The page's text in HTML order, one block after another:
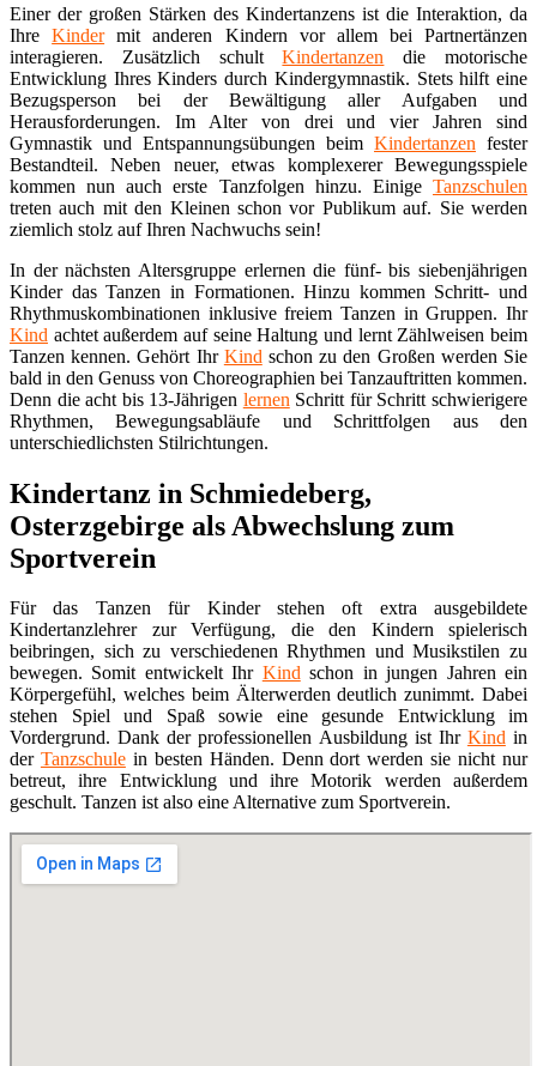
Einer der großen Stärken des Kindertanzens ist die Interaktion, da
IhreKindermit anderen Kindern vor allem bei Partnertänzen
interagieren. Zusätzlich schultKindertanzen die motorische
Entwicklung Ihres Kinders durch Kindergymnastik. Stets hilft eine
Bezugsperson bei der Bewältigung aller Aufgaben und
Herausforderungen. Im Alter von drei und vier Jahren sind
Gymnastik und Entspannungsübungen beim Kindertanzen fester
Bestandteil. Neben neuer, etwas komplexerer Bewegungsspiele
kommen nun auch erste Tanzfolgen hinzu. Einige Tanzschulen
treten auch mit den Kleinen schon vor Publikum auf. Sie werden
ziemlich stolz auf Ihren Nachwuchs sein!
In der nächsten Altersgruppe erlernen die fünf- bis siebenjährigen
Kinder das Tanzen in Formationen. Hinzu kommen Schritt- und
Rhythmuskombinationen inklusive freiem Tanzen in Gruppen. Ihr
Kind achtet außerdem auf seine Haltung und lernt Zählweisen beim
Tanzen kennen. Gehört Ihr Kind schon zu den Großen werden Sie
bald in den Genuss von Choreographien bei Tanzauftritten kommen.
Denn die acht bis 13-Jährigen lernen Schritt für Schritt schwierigere
Rhythmen, Bewegungsabläufe und Schrittfolgen aus den
unterschiedlichsten Stilrichtungen.
Kindertanz in Schmiedeberg,
Osterzgebirge als Abwechslung zum
Sportverein
Für das Tanzen für Kinder stehen oft extra ausgebildete
Kindertanzlehrer zur Verfügung, die den Kindern spielerisch
beibringen, sich zu verschiedenen Rhythmen und Musikstilen zu
bewegen. Somit entwickelt Ihr Kindschon in jungen Jahren ein
Körpergefühl, welches beim Älterwerden deutlich zunimmt. Dabei
stehen Spiel und Spaß sowie eine gesunde Entwicklung im
Vordergrund. Dank der professionellen Ausbildung ist Ihr Kindin
der Tanzschulein besten Händen. Denn dort werden sie nicht nur
betreut, ihre Entwicklung und ihre Motorik werden außerdem
geschult. Tanzen ist also eine Alternative zum Sportverein.